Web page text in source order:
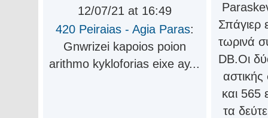
12/07/21 at 16:49
420 Peiraias - Agia Paras:
Gnwrizei kapoios poion
arithmo kykloforias eixe ay...
Σπάγιερ
τωρινά
DB.Οι
και 565
τα